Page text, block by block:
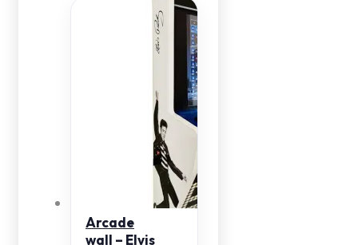
Arcade
wall – Elvis